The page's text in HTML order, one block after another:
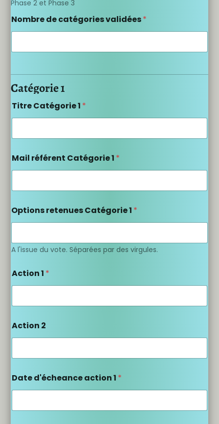
Phase 2 et Phase 3
Nombre de catégories validées*
Catégorie 1
Titre Catégorie 1 *
Mail référent Catégorie 1 *
Options retenues Catégorie 1 *
A l'issue du vote. Séparées par des virgules.
Action 1 *
Action 2
Date d'écheance action 1 *